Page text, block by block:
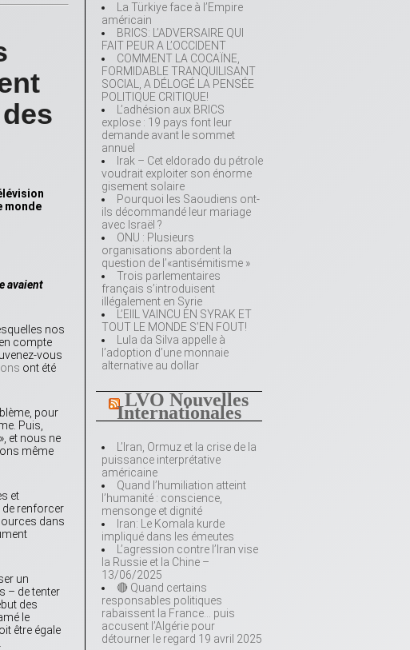
La Türkiye face à l’Empire
américain
BRICS: L’ADVERSAIRE QUI
FAIT PEUR A L’OCCIDENT
COMMENT LA COCAÏNE,
FORMIDABLE TRANQUILISANT
SOCIAL, A DÉLOGÉ LA PENSÉE
POLITIQUE CRITIQUE!
L’adhésion aux BRICS
explose : 19 pays font leur
demande avant le sommet
annuel
Irak – Cet eldorado du pétrole
voudrait exploiter son énorme
gisement solaire
Pourquoi les Saoudiens ont-
ils décommandé leur mariage
avec Israël ?
ONU : Plusieurs
organisations abordent la
question de l’«antisémitisme »
Trois parlementaires
français s’introduisent
illégalement en Syrie
L’EIIL VAINCU EN SYRAK ET
TOUT LE MONDE S’EN FOUT!
Lula da Silva appelle à
l’adoption d’une monnaie
alternative au dollar
LVO Nouvelles
Internationales
L’Iran, Ormuz et la crise de la
puissance interprétative
américaine
Quand l’humiliation atteint
l’humanité : conscience,
mensonge et dignité
Iran: Le Komala kurde
impliqué dans les émeutes
L’agression contre l’Iran vise
la Russie et la Chine –
13/06/2025
🔴 Quand certains
responsables politiques
rabaissent la France… puis
accusent l’Algérie pour
détourner le regard 19 avril 2025
monde
avaient
nos
compte
vous
ont été
pour
Puis,
et nous ne
même
et
de renforcer
dans
un
– de tenter
des
le
être égale